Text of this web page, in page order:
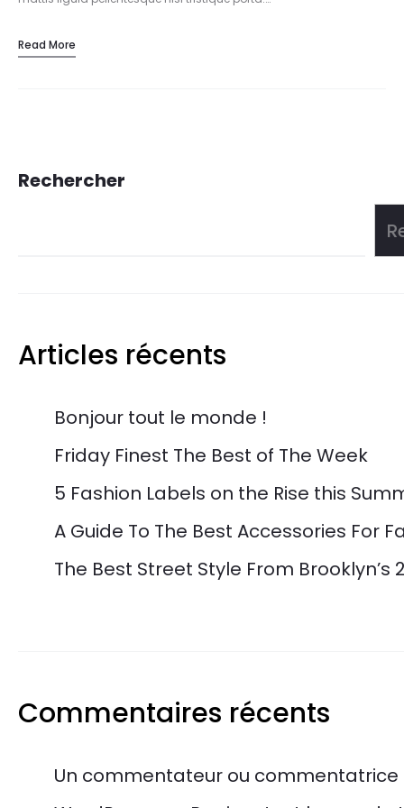
Read More
Rechercher
Articles récents
Bonjour tout le monde !
Friday Finest The Best of The Week
5 Fashion Labels on the Rise this
A Guide To The Best Accessories For
The Best Street Style From Brooklyn’s
Commentaires récents
Un commentateur ou commentatrice